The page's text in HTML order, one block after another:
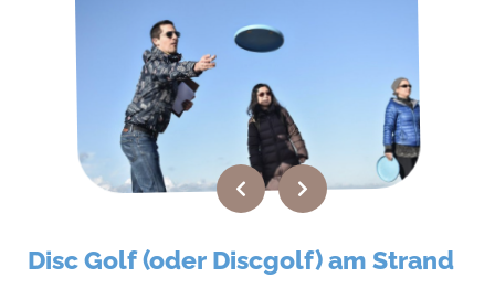
Disc Golf (oder Discgolf) am Strand